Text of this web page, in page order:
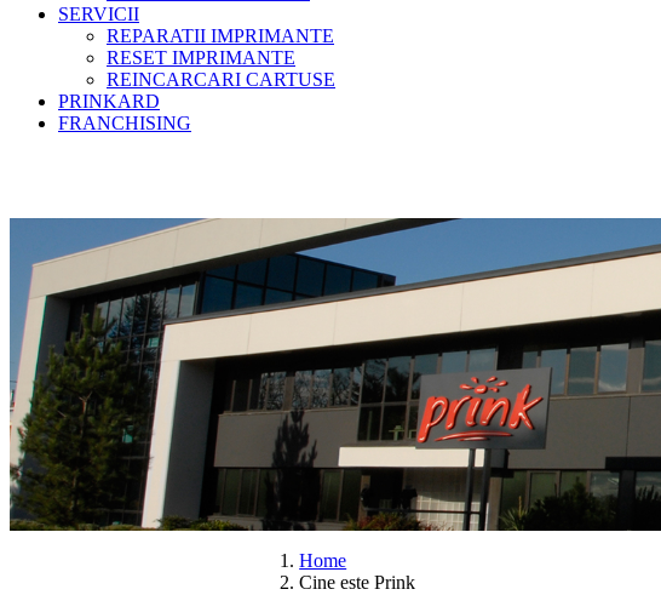
SERVICII
REPARATII IMPRIMANTE
RESET IMPRIMANTE
REINCARCARI CARTUSE
PRINKARD
FRANCHISING
Home
Cine este Prink